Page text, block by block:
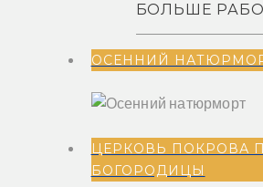
БОЛЬШЕ
ОСЕННИЙ
ЦЕРКОВЬ ПОКРОВА
БОГОРОДИЦЫ